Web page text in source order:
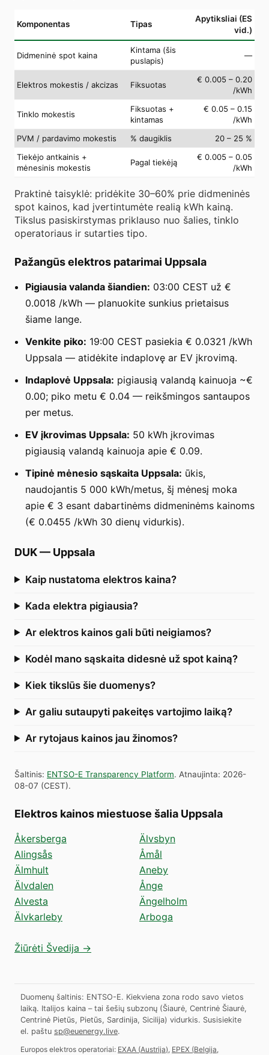
Komponentas Tipas
Apytiksliai (ES
vid.)
Didmeninė spot kaina
Kintama (šis
puslapis)
—
Elektros mokestis / akcizas Fiksuotas
€ 0.005 – 0.20
/kWh
Tinklo mokestis
Fiksuotas +
kintamas
€ 0.05 – 0.15
/kWh
PVM / pardavimo mokestis
% daugiklis
20 – 25 %
Tiekėjo antkainis +
mėnesinis mokestis
Pagal tiekėją
€ 0.005 – 0.05
/kWh
Praktinė taisyklė: pridėkite 30–60% prie didmeninės
spot kainos, kad įvertintumėte realią kWh kainą.
Tikslus pasiskirstymas priklauso nuo šalies, tinklo
operatoriaus ir sutarties tipo.
Pažangūs elektros patarimai Uppsala
Pigiausia valanda šiandien: 03:00 CEST už €
0.0018 /kWh — planuokite sunkius prietaisus
šiame lange.
Venkite piko: 19:00 CEST pasiekia € 0.0321 /kWh
Uppsala — atidėkite indaplovę ar EV įkrovimą.
Indaplovė Uppsala: pigiausią valandą kainuoja ~€
0.00; piko metu € 0.04 — reikšmingos santaupos
per metus.
EV įkrovimas Uppsala: 50 kWh įkrovimas
pigiausią valandą kainuoja apie € 0.09.
Tipinė mėnesio sąskaita Uppsala: ūkis,
naudojantis 5 000 kWh/metus, šį mėnesį moka
apie € 3 esant dabartinėms didmeninėms kainoms
(€ 0.0455 /kWh 30 dienų vidurkis).
DUK— Uppsala
Kaip nustatoma elektros kaina?
Kada elektra pigiausia?
Ar elektros kainos gali būti neigiamos?
Kodėl mano sąskaita didesnė už spot kainą?
Kiek tikslūs šie duomenys?
Ar galiu sutaupyti pakeitęs vartojimo laiką?
Ar rytojaus kainos jau žinomos?
Šaltinis: ENTSO-E Transparency Platform. Atnaujinta: 2026-
08-07 (CEST).
Elektros kainos miestuose šalia Uppsala
Åkersberga
Alingsås
Älmhult
Älvdalen
Alvesta
Älvkarleby
Älvsbyn
Åmål
Aneby
Ånge
Ängelholm
Arboga
Žiūrėti Švedija →
Duomenų šaltinis: ENTSO-E. Kiekviena zona rodo savo vietos
laiką. Italijos kaina – tai šešių subzonų (Šiaurė, Centrinė Šiaurė,
Centrinė Pietūs, Pietūs, Sardinija, Sicilija) vidurkis. Susisiekite
el. paštu sp@euenergy.live.
Europos elektros operatoriai: EXAA (Austrija) EPEX (Belgija,